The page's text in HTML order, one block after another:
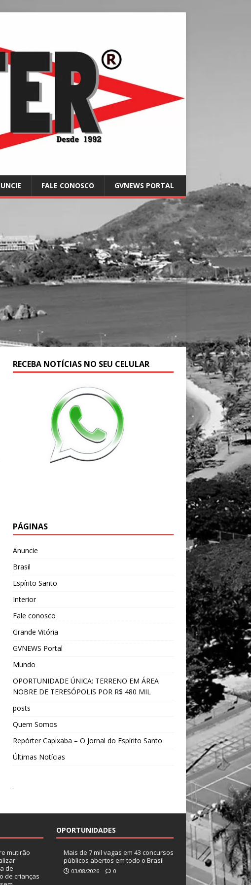
FALE CONOSCO GVNEWS PORTAL
RECEBA NOTÍCIAS NO SEU CELULAR
PÁGINAS
Anuncie
Brasil
Espírito Santo
Interior
Fale conosco
Grande Vitória
GVNEWS Portal
Mundo
OPORTUNIDADE ÚNICA: TERRENO EM ÁREA
NOBRE DE TERESÓPOLIS POR R$ 480 MIL
posts
Quem Somos
Repórter Capixaba – O Jornal do Espírito Santo
Últimas Notícias
mutirão
de
de crianças
OPORTUNIDADES
Mais de 7 mil vagas em 43 concursos
públicos abertos em todo o Brasil
03/08/2026 0